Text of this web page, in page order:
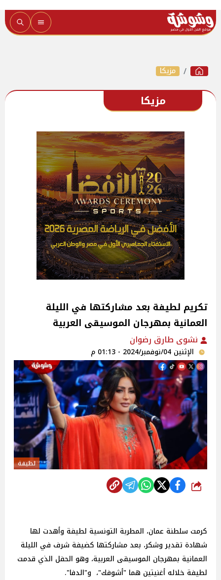
مزيكا
مزيكا
تكريم لطيفة بعد مشاركتها في الليلة
العمانية بمهرجان الموسيقى العربية
نشوى طارق رضوان
الإثنين 04/نوفمبر/2024 - 01:13 م
لطيفة
شارك
كرمت سلطنة عمان، المطربة التونسية لطيفة وأهدت لها
شهادة تقدير وشكر، بعد مشاركتها كضيفة شرف في الليلة
العمانية بمهرجان الموسيقى العربية، وهو الحفل الذي قدمت
لطيفة خلاله أغنيتين هما "أشوفك"، و"الدفا".